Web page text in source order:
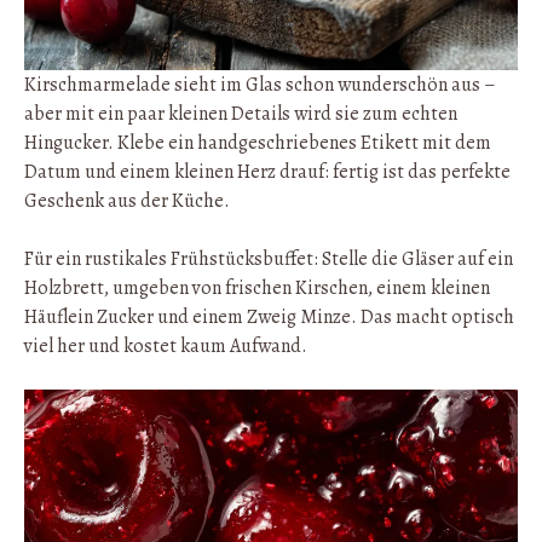
Kirschmarmelade sieht im Glas schon wunderschön aus –
aber mit ein paar kleinen Details wird sie zum echten
Hingucker. Klebe ein handgeschriebenes Etikett mit dem
Datum und einem kleinen Herz drauf: fertig ist das perfekte
Geschenk aus der Küche.
Für ein rustikales Frühstücksbuffet: Stelle die Gläser auf ein
Holzbrett, umgeben von frischen Kirschen, einem kleinen
Häuflein Zucker und einem Zweig Minze. Das macht optisch
viel her und kostet kaum Aufwand.